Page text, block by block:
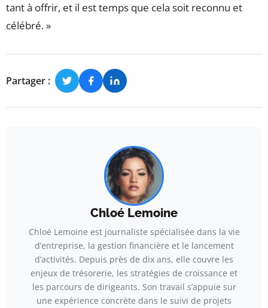
tant à offrir, et il est temps que cela soit reconnu et
célébré. »
Partager :
Chloé Lemoine
Chloé Lemoine est journaliste spécialisée dans la vie
d’entreprise, la gestion financière et le lancement
d’activités. Depuis près de dix ans, elle couvre les
enjeux de trésorerie, les stratégies de croissance et
les parcours de dirigeants. Son travail s’appuie sur
une expérience concrète dans le suivi de projets